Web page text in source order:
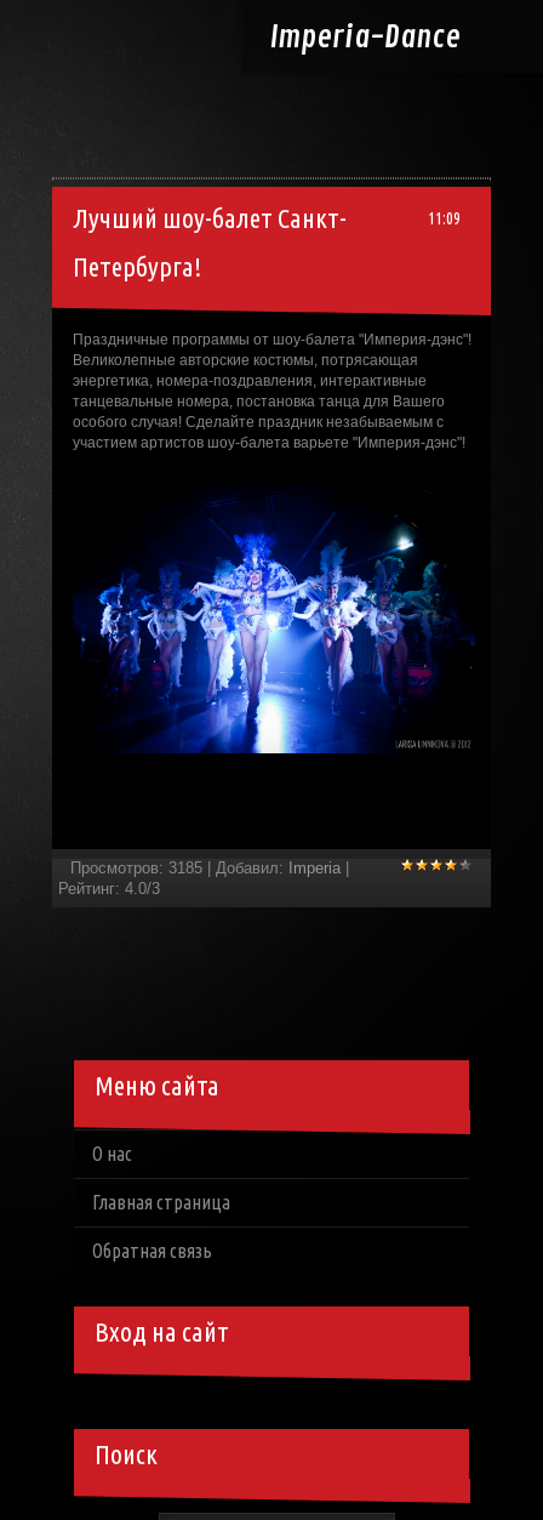
Imperia-Dance
11:09
Лучший шоу-балет Санкт-
Петербурга!
Праздничные программы от шоу-балета "Империя-дэнс"!
Великолепные авторские костюмы, потрясающая
энергетика, номера-поздравления, интерактивные
танцевальные номера, постановка танца для Вашего
особого случая! Сделайте праздник незабываемым с
участием артистов шоу-балета варьете "Империя-дэнс"!
Просмотров: 3185| Добавил: Imperia
Рейтинг: 4.0/3
Меню сайта
О нас
Главная страница
Обратная связь
Вход на сайт
Поиск